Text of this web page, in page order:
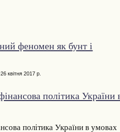
феномен як бунт і
квітня 2017 р.
політика України
політика України в умовах